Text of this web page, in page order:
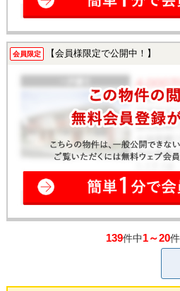
会員限定 【会員様限定で公開中！】
139件中1～20